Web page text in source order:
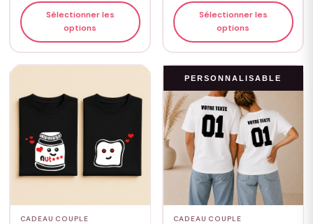
Sélectionner les
options
Sélectionner les
options
CADEAU COUPLE
PERSONNALISABLE
CADEAU COUPLE